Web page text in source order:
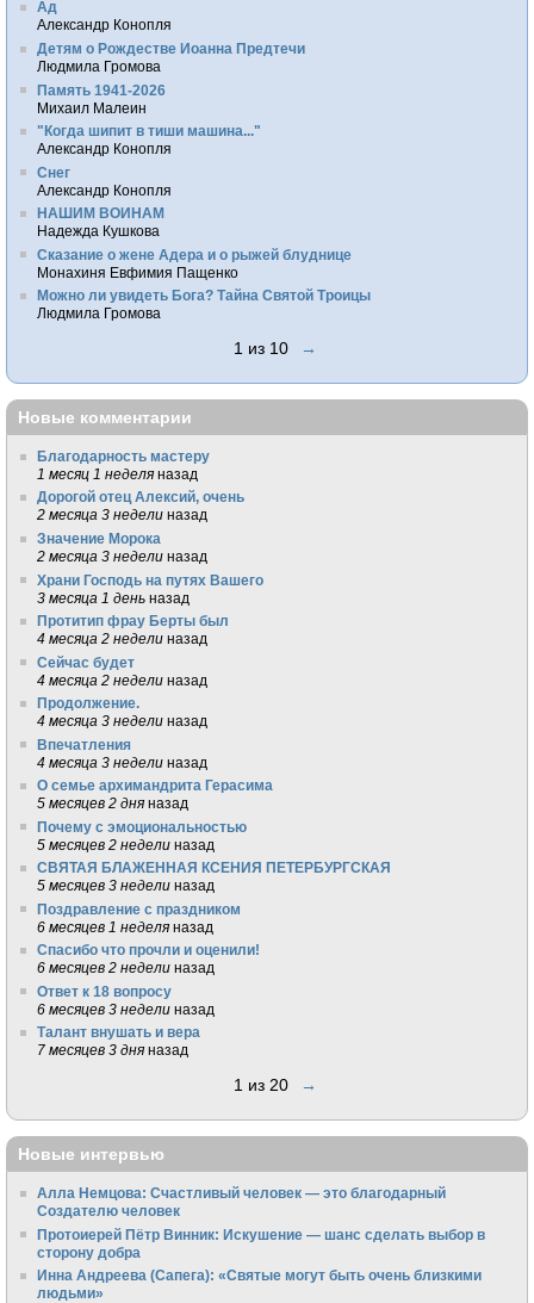
Ад
Александр Конопля
Детям о Рождестве Иоанна Предтечи
Людмила Громова
Память 1941-2026
Михаил Малеин
"Когда шипит в тиши машина..."
Александр Конопля
Снег
Александр Конопля
НАШИМ ВОИНАМ
Надежда Кушкова
Сказание о жене Адера и о рыжей блуднице
Монахиня Евфимия Пащенко
Можно ли увидеть Бога? Тайна Святой Троицы
Людмила Громова
1 из 10 →
Новые комментарии
Благодарность мастеру
1 месяц 1 неделя назад
Дорогой отец Алексий, очень
2 месяца 3 недели назад
Значение Морока
2 месяца 3 недели назад
Храни Господь на путях Вашего
3 месяца 1 день назад
Протитип фрау Берты был
4 месяца 2 недели назад
Сейчас будет
4 месяца 2 недели назад
Продолжение.
4 месяца 3 недели назад
Впечатления
4 месяца 3 недели назад
О семье архимандрита Герасима
5 месяцев 2 дня назад
Почему с эмоциональностью
5 месяцев 2 недели назад
СВЯТАЯ БЛАЖЕННАЯ КСЕНИЯ ПЕТЕРБУРГСКАЯ
5 месяцев 3 недели назад
Поздравление с праздником
6 месяцев 1 неделя назад
Спасибо что прочли и оценили!
6 месяцев 2 недели назад
Ответ к 18 вопросу
6 месяцев 3 недели назад
Талант внушать и вера
7 месяцев 3 дня назад
1 из 20 →
Новые интервью
Алла Немцова: Счастливый человек — это благодарный
Создателю человек
Протоиерей Пётр Винник: Искушение — шанс сделать выбор в
сторону добра
Инна Андреева (Сапега): «Святые могут быть очень близкими
людьми»